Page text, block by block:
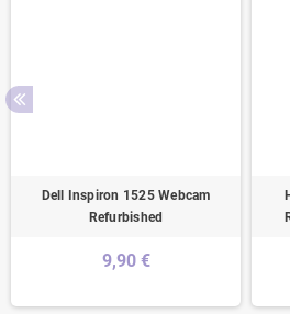
Dell Inspiron 1525 Webcam
Refurbished
9,90 €